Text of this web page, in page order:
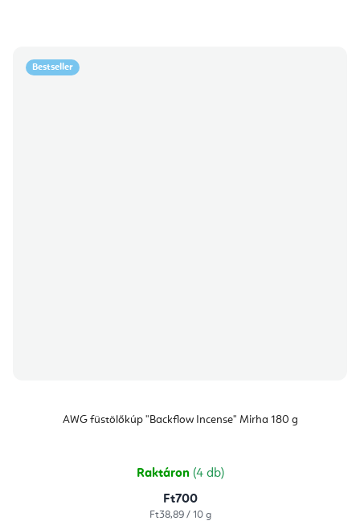
Bestseller
AWG füstölőkúp "Backflow Incense" Mirha 180 g
Raktáron (4 db)
Ft700
Egységár:
Ft38,89 / 10 g